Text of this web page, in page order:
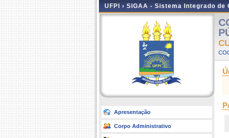
UFPI › SIGAA - Sistema Integrado
Apresentação
Corpo Administrativo